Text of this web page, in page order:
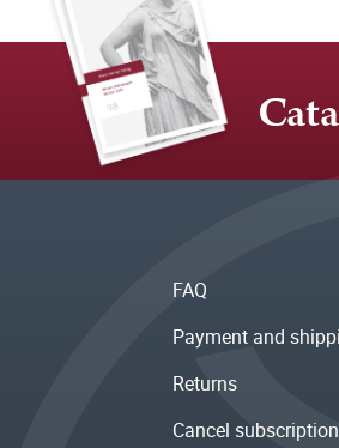
FAQ
Payment and
Returns
Cancel subscription